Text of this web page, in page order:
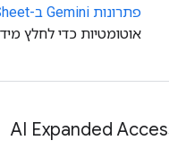
פתרונות Gemini ב-AppSheet
אוטומטיות כדי לחלץ
AI Expanded